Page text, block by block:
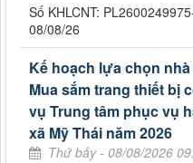
Số KHLCNT:
08/08/26
Kế hoạch lựa chọn
Mua sắm trang thiết bị
vụ Trung tâm phục vụ
xã Mỹ Thái năm 2026
Thứ bảy - 08/08/2026